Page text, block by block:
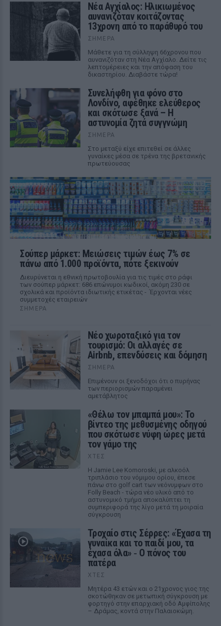
Νέα Αγχίαλος: Ηλικιωμένος
αυνανιζόταν κοιτάζοντας
13χρονη από το παράθυρό του
ΣΉΜΕΡΑ
Μάθετε για τη σύλληψη 66χρονου που
αυνανιζόταν στη Νέα Αγχίαλο. Δείτε τις
λεπτομέρειες και την απόφαση του
δικαστηρίου. Διαβάστε τώρα!
Συνελήφθη για φόνο στο
Λονδίνο, αφέθηκε ελεύθερος
και σκότωσε ξανά – Η
αστυνομία ζητά συγγνώμη
ΣΉΜΕΡΑ
Στο μεταξύ είχε επιτεθεί σε άλλες
γυναίκες μέσα σε τρένα της βρετανικής
πρωτεύουσας
Σούπερ μάρκετ: Μειώσεις τιμών έως 7% σε
πάνω από 1.000 προϊόντα, πότε ξεκινούν
Διευρύνεται η εθνική πρωτοβουλία για τις τιμές στο ράφι
των σούπερ μάρκετ: 686 επώνυμοι κωδικοί, ακόμη 230 σε
σχολικά και προϊόντα ιδιωτικής ετικέτας - Έρχονται νέες
συμμετοχές εταιρειών
ΣΉΜΕΡΑ
Νέο χωροταξικό για τον
τουρισμό: Οι αλλαγές σε
Airbnb, επενδύσεις και δόμηση
ΣΉΜΕΡΑ
Επιμένουν οι ξενοδόχοι ότι ο πυρήνας
των περιορισμών παραμένει
αμετάβλητος
«Θέλω τον μπαμπά μου»: Το
βίντεο της μεθυσμένης οδηγού
που σκότωσε νύφη ώρες μετά
τον γάμο της
ΧΤΕΣ
Η Jamie Lee Komoroski, με αλκοόλ
τριπλάσιο του νόμιμου ορίου, έπεσε
πάνω στο golf cart των νεόνυμφων στο
Folly Beach - τώρα νέο υλικό από το
αστυνομικό τμήμα αποκαλύπτει τη
συμπεριφορά της λίγο μετά τη μοιραία
σύγκρουση
Τροχαίο στις Σέρρες: «Έχασα τη
γυναίκα και το παιδί μου, τα
έχασα όλα» ‑ Ο πόνος του
πατέρα
ΧΤΕΣ
Μητέρα 43 ετών και ο 21χρονος γιος της
σκοτώθηκαν σε μετωπική σύγκρουση με
φορτηγό στην επαρχιακή οδό Αμφίπολης
– Δράμας, κοντά στην Παλαιοκώμη.